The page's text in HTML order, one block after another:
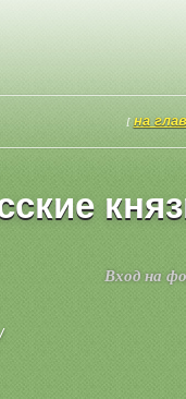
[ на
Вход на